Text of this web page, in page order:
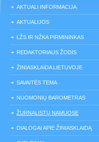
AKTUALI INFORMACIJA
AKTUALIJOS
LŽS IR NŽKA PIRMININKAS
REDAKTORIAUS ŽODIS
ŽINIASKLAIDA LIETUVOJE
SAVAITĖS TEMA
NUOMONIŲ BAROMETRAS
ŽURNALISTŲ NAMUOSE
DIALOGAI APIE ŽINIASKLAIDĄ